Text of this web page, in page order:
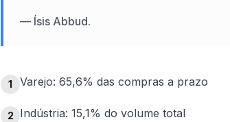
— Ísis Abbud.
1 Varejo: 65,6% das compras a prazo
2 Indústria: 15,1% do volume total